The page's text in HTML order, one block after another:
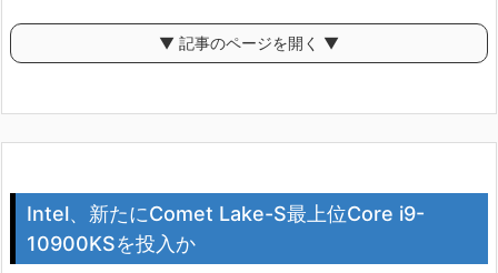
▼ 記事のページを開く ▼
Intel、新たにComet Lake-S最上位Core i9-
10900KSを投入か